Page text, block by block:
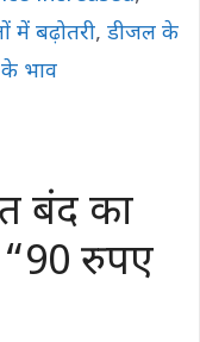
में बढ़ोतरी, डीजल के
के भाव
बंद का
रुपए